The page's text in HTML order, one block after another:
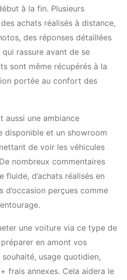
à la fin. Plusieurs
achats réalisés à distance,
des réponses détaillées
rassure avant de se
sont même récupérés à la
portée au confort des
aussi une ambiance
disponible et un showroom
de voir les véhicules
nombreux commentaires
fluide, d’achats réalisés en
perçues comme
une voiture via ce type de
en amont vos
usage quotidien,
frais annexes. Cela aidera le